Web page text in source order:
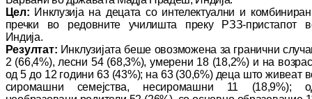
Цел: Инклузија на децата со интелектуални и
пречки во редовните училишта пре­ку РЗЗ-пристапот
Индија.
Резултат: Инклузијата беше овозможена за гранични
2 (66,4%), лесни 54 (68,3%), умерени 18 (18,2%) и на
од 5 до 12 години 63 (43%); на 63 (30,6%) деца што живеат
сиромашни семејства, несиромашни 11 (18,9%);